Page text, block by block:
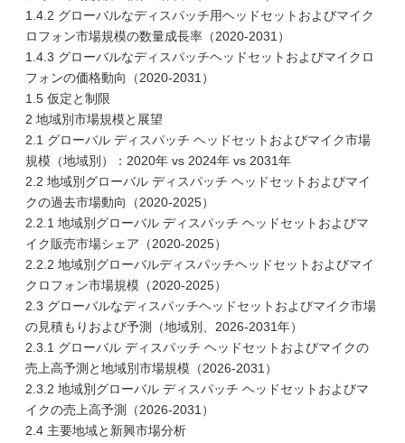
1.4.2 グローバルなディスパッチ用ヘッドセットおよびマイク
ロフォン市場規模の数量成長率（2020-2031）
1.4.3 グローバルなディスパッチヘッドセットおよびマイクロ
フォンの価格動向（2020-2031）
1.5 仮定と制限
2 地域別市場規模と展望
2.1 グローバル ディスパッチ ヘッドセットおよびマイク市場
規模（地域別）：2020年 vs 2024年 vs 2031年
2.2 地域別グローバル ディスパッチ ヘッドセットおよびマイ
クの過去市場動向（2020-2025）
2.2.1 地域別グローバル ディスパッチ ヘッドセットおよびマ
イク販売市場シェア（2020-2025）
2.2.2 地域別グローバルディスパッチヘッドセットおよびマイ
クロフォン市場規模（2020-2025）
2.3 グローバルなディスパッチヘッドセットおよびマイク市場
の見積もりおよび予測（地域別、2026-2031年）
2.3.1 グローバル ディスパッチ ヘッドセットおよびマイクの
売上高予測と地域別市場規模（2026-2031）
2.3.2 地域別グローバル ディスパッチ ヘッドセットおよびマ
イクの売上高予測（2026-2031）
2.4 主要地域と新興市場分析